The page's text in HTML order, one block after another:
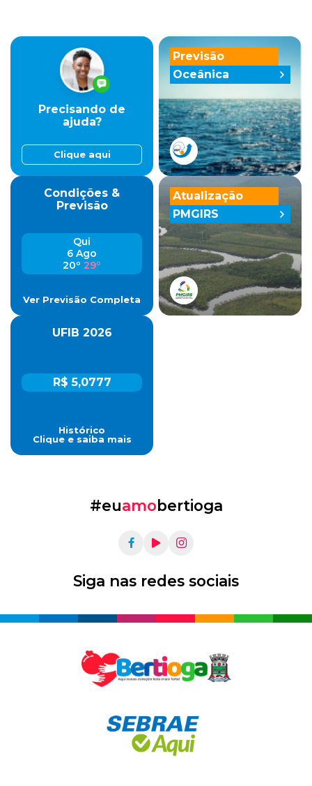
Previsão
Oceânica
Precisando de
ajuda?
Clique aqui
Condições &
Previsão
Qui
6 Ago
20º 29º
Ver Previsão Completa
UFIB 2026
R$ 5,0777
Histórico
Clique e saiba mais
Atualização
PMGIRS
#euamobertioga
Siga nas redes sociais